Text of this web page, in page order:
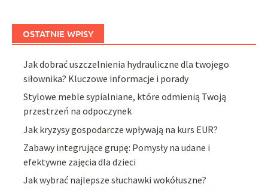
OSTATNIE WPISY
Jak dobrać uszczelnienia hydrauliczne dla twojego
siłownika? Kluczowe informacje i porady
Stylowe meble sypialniane, które odmienią Twoją
przestrzeń na odpoczynek
Jak kryzysy gospodarcze wpływają na kurs EUR?
Zabawy integrujące grupę: Pomysły na udane i
efektywne zajęcia dla dzieci
Jak wybrać najlepsze słuchawki wokółuszne?